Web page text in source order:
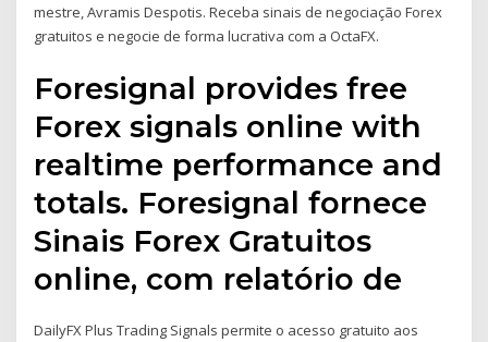
mestre, Avramis Despotis. Receba sinais de negociação Forex
gratuitos e negocie de forma lucrativa com a OctaFX.
Foresignal provides free
Forex signals online with
realtime performance and
totals. Foresignal fornece
Sinais Forex Gratuitos
online, com relatório de
DailyFX Plus Trading Signals permite o acesso gratuito aos